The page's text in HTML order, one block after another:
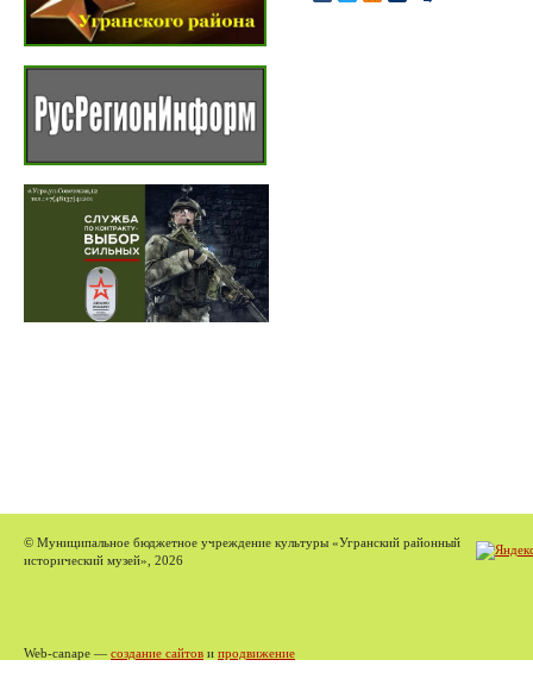
© Муниципальное бюджетное учреждение культуры «Угранский районный
исторический музей», 2026
Web-canape — создание сайтов и продвижение